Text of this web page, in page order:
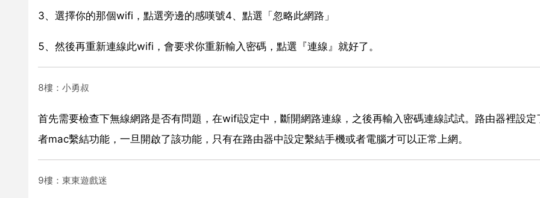
3、選擇你的那個wifi，點選旁邊的感嘆號4、點選「忽略此網路」
5、然後再重新連線此wifi，會要求你重新輸入密碼，點選『連線』就好了。
8樓：小勇叔
首先需要檢查下無線網路是否有問題，在wifi設定中，斷開網路連線，之後再輸入密碼連線試試。路由器裡設定
者mac繫結功能，一旦開啟了該功能，只有在路由器中設定繫結手機或者電腦才可以正常上網。
9樓：東東遊戲迷